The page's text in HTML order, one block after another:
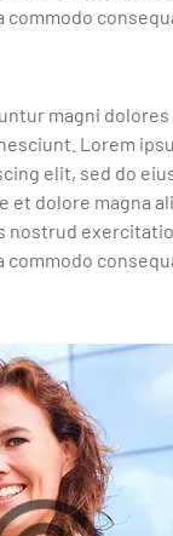
magni
Lorem
elit, sed do
et dolore magna
nostrud